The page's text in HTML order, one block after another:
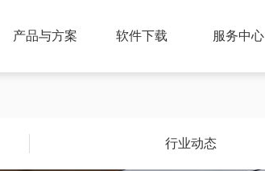
产品与方案 软件下载 服务中心
行业动态